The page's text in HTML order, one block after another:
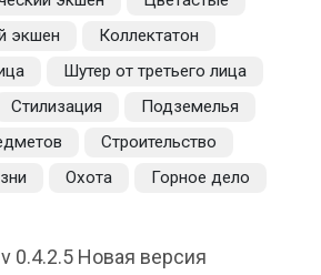
экшен
Коллектатон
Шутер от третьего лица
Стилизация
Подземелья
Строительство
Охота Горное дело
v 0.4.2.5 Новая версия